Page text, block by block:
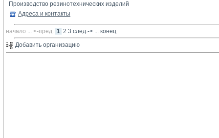
Производство резинотехнических изделий
Адреса и контакты
начало ... <-пред. 1 2 3 след.-> ... конец
Добавить организацию